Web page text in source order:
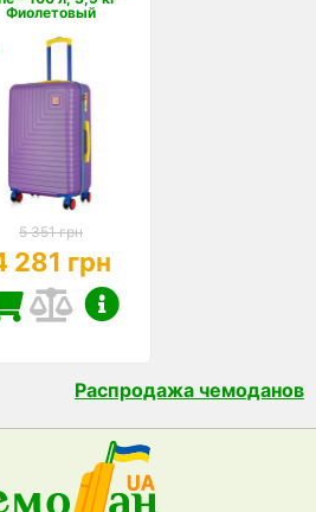
Фиолетовый
5 351 грн
281 грн
Распродажа чемоданов